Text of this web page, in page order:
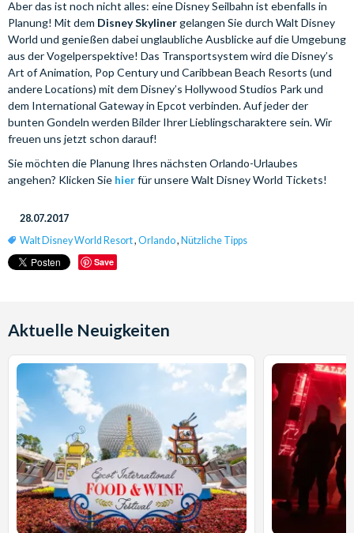
Aber das ist noch nicht alles: eine Disney Seilbahn ist ebenfalls in
Planung! Mit dem Disney Skylinergelangen Sie durch Walt Disney
World und genießen dabei unglaubliche Ausblicke auf die Umgebung
aus der Vogelperspektive! Das Transportsystem wird die Disney’s
Art of Animation, Pop Century und Caribbean Beach Resorts (und
andere Locations) mit dem Disney’s Hollywood Studios Park und
dem International Gateway in Epcot verbinden. Auf jeder der
bunten Gondeln werden Bilder Ihrer Lieblingscharaktere sein. Wir
freuen uns jetzt schon darauf!
Sie möchten die Planung Ihres nächsten Orlando-Urlaubes
angehen? Klicken Sie hierfür unsere Walt Disney World Tickets!
28.07.2017
Walt Disney World Resort, Orlando, Nützliche Tipps
Save
Aktuelle Neuigkeiten